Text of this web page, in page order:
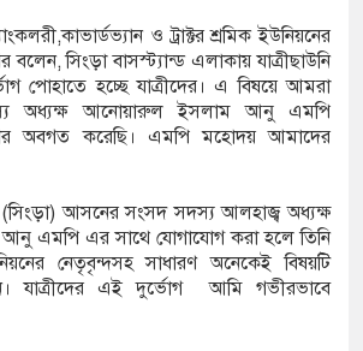
ও ট্রাক্টর শ্রমিক ইউনিয়নের
সিংড়া বাসস্ট্যান্ড এলাকায় যাত্রীছাউনি
পোহাতে হচ্ছে যাত্রীদের। এ বিষয়ে আমরা
অধ্যক্ষ আনোয়ারুল ইসলাম আনু এমপি
অবগত করেছি। এমপি মহোদয় আমাদের
(সিংড়া) আসনের সংসদ সদস্য আলহাজ্ব অধ্যক্ষ
এমপি এর সাথে যোগাযোগ করা হলে তিনি
নেতৃবৃন্দসহ সাধারণ অনেকেই বিষয়টি
যাত্রীদের এই দুর্ভোগ আমি গভীরভাবে